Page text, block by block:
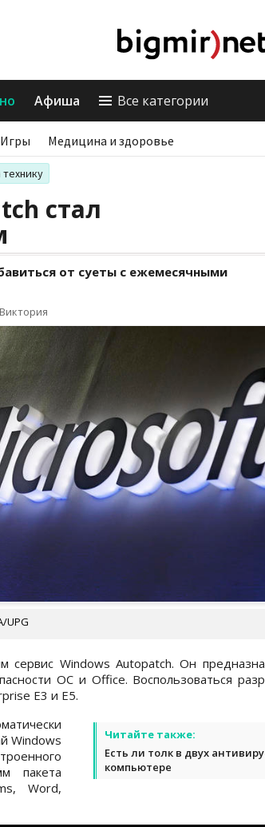
Афиша Все категории
Игры Медицина и здоровье
стал
от суеты с ежемесячными
UPG
сервис Windows Autopatch. Он
ОС и Office. Воспользоваться
E3 и E5.
Читайте также:
Есть ли толк в двух
компьютере
Windows
пакета
Word,